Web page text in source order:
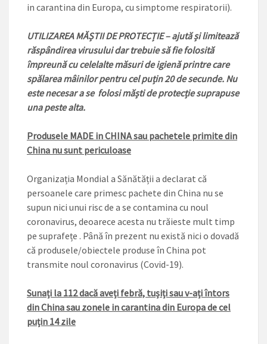
in carantina din Europa, cu simptome respiratorii).
UTILIZAREA MĂȘTII DE PROTECȚIE – ajută și limitează
răspândirea virusului dar trebuie să fie folosită
împreună cu celelalte măsuri de igienă printre care
spălarea mâinilor pentru cel puțin 20 de secunde. Nu
este necesar a se folosi măști de protecție suprapuse
una peste alta.
Produsele MADE in CHINA sau pachetele primite din
China nu sunt periculoase
Organizația Mondial a Sănătății a declarat că
persoanele care primesc pachete din China nu se
supun nici unui risc de a se contamina cu noul
coronavirus, deoarece acesta nu trăieste mult timp
pe suprafețe . Până în prezent nu există nici o dovadă
că produsele/obiectele produse în China pot
transmite noul coronavirus (Covid-19).
Sunați la 112 dacă aveți febră, tușiți sau v-ați întors
din China sau zonele in carantina din Europa de cel
puțin 14 zile